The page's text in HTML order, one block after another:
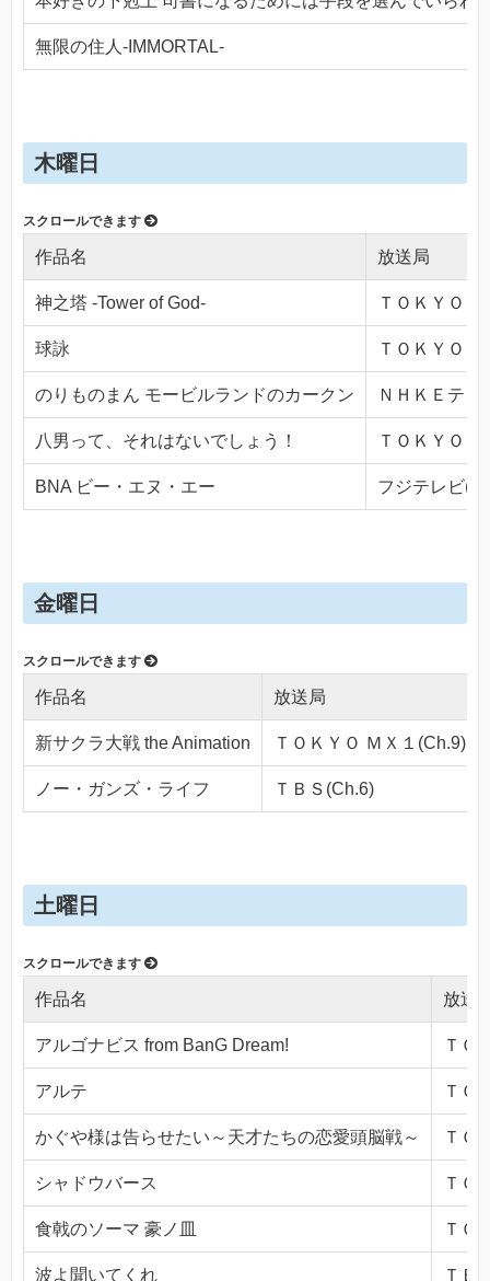
無限の住人-IMMORTAL-
木曜日
作品名 放送局
神之塔 -Tower of God- ＴＯＫＹＯ
球詠 ＴＯＫＹＯ
のりものまん モービルランドのカークン ＮＨＫＥテレ
八男って、それはないでしょう！ ＴＯＫＹＯ
BNA ビー・エヌ・エー フジテレビ
金曜日
作品名 放送局
新サクラ大戦 the Animation ＴＯＫＹＯ ＭＸ１(Ch.9)
ノー・ガンズ・ライフ ＴＢＳ(Ch.6)
土曜日
作品名 放送
アルゴナビス from BanG Dream! ＴＯ
アルテ ＴＯ
かぐや様は告らせたい～天才たちの恋愛頭脳戦～ ＴＯ
シャドウバース ＴＯ
食戟のソーマ 豪ノ皿 ＴＯ
波よ聞いてくれ ＴＢ